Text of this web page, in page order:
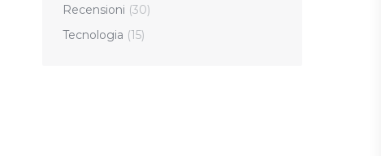
Recensioni (30)
Tecnologia (15)